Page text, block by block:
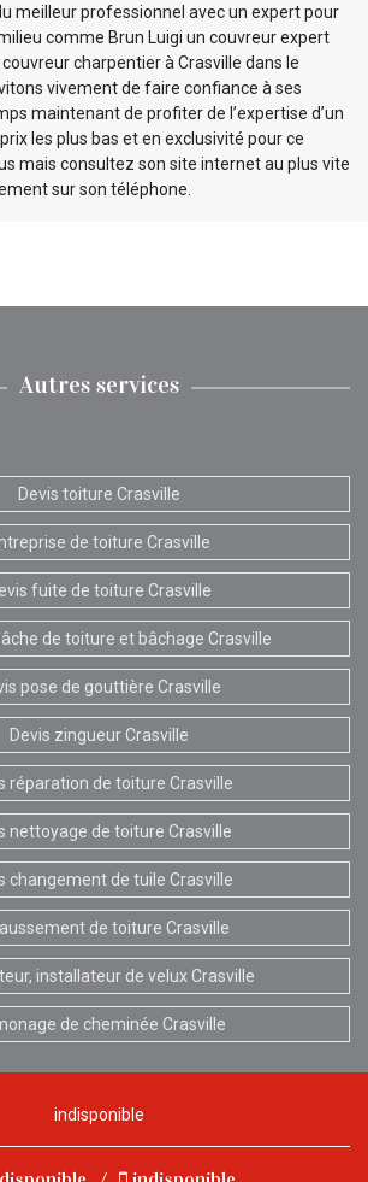
meilleur professionnel avec un expert pour
comme Brun Luigi un couvreur expert
charpentier à Crasville dans le
vivement de faire confiance à ses
maintenant de profiter de l’expertise d’un
les plus bas et en exclusivité pour ce
mais consultez son site internet au plus vite
sur son téléphone.
Autres services
Devis toiture Crasville
de toiture Crasville
fuite de toiture Crasville
de toiture et bâchage Crasville
pose de gouttière Crasville
Devis zingueur Crasville
réparation de toiture Crasville
nettoyage de toiture Crasville
changement de tuile Crasville
de toiture Crasville
installateur de velux Crasville
de cheminée Crasville
indisponible